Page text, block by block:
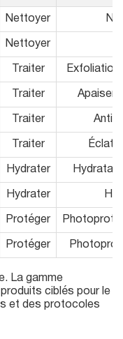
Nettoyer
Nettoyer
Traiter
Traiter Apaiser,
Traiter
Traiter Éclat,
Hydrater
Hydrater
Protéger
Protéger
La gamme
ciblés pour le
et des protocoles